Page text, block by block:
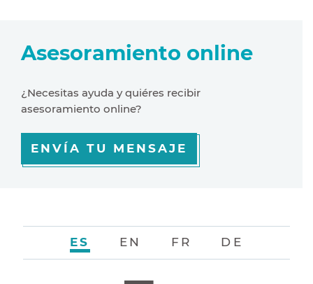
Asesoramiento online
¿Necesitas ayuda y quiéres recibir
asesoramiento online?
ENVÍA TU MENSAJE
ES EN FR DE